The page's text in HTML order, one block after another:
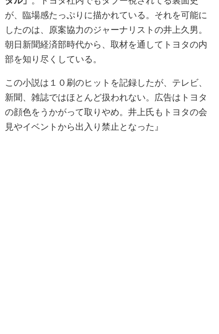
が、臨場感たっぷりに描かれている。それを可能に
したのは、原案協力のジャーナリストの井上久男。
朝日新聞経済部時代から、取材を通してトヨタの内
部を知り尽くしている。
この小説は１０刷のヒットを記録したが、テレビ、
新聞、雑誌ではほとんど扱われない。広告はトヨタ
の顔色をうかがって取りやめ。井上氏もトヨタの会
見やイベントから出入り禁止となった』